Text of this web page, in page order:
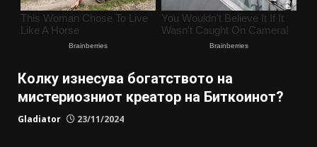
Колку изнесува богатството на
мистериозниот креатор на Биткоинот?
Gladiator 23/11/2024